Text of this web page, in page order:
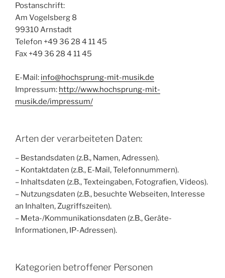
Postanschrift:
Am Vogelsberg 8
99310 Arnstadt
Telefon +49 36 28 4 11 45
Fax +49 36 28 4 11 45
E-Mail: info@hochsprung-mit-musik.de
Impressum: http://www.hochsprung-mit-
musik.de/impressum/
Arten der verarbeiteten Daten:
– Bestandsdaten (z.B., Namen, Adressen).
– Kontaktdaten (z.B., E-Mail, Telefonnummern).
– Inhaltsdaten (z.B., Texteingaben, Fotografien, Videos).
– Nutzungsdaten (z.B., besuchte Webseiten, Interesse
an Inhalten, Zugriffszeiten).
– Meta-/Kommunikationsdaten (z.B., Geräte-
Informationen, IP-Adressen).
Kategorien betroffener Personen